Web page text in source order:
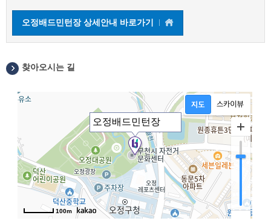
오정배드민턴장 상세안내 바로가기
찾아오시는 길